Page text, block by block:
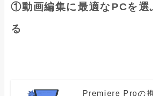
①動画編集に最適なPCを選
る
Premiere Proの